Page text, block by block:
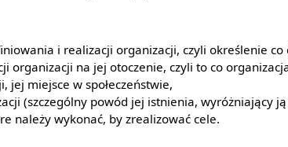
i realizacji organizacji, czyli określenie
organizacji na jej otoczenie, czyli to co
jej miejsce w społeczeństwie,
(szczególny powód jej istnienia, wyróżniający
należy wykonać, by zrealizować cele.